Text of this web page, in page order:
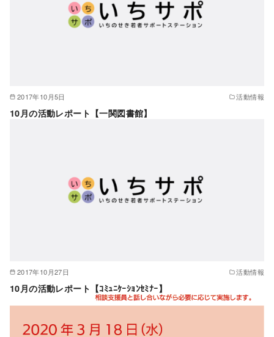
2017年10月5日 活動情報
10月の活動レポート【一関図書館】
2017年10月27日 活動情報
10月の活動レポート【ｺﾐｭﾆｹｰｼｮﾝｾﾐﾅｰ】